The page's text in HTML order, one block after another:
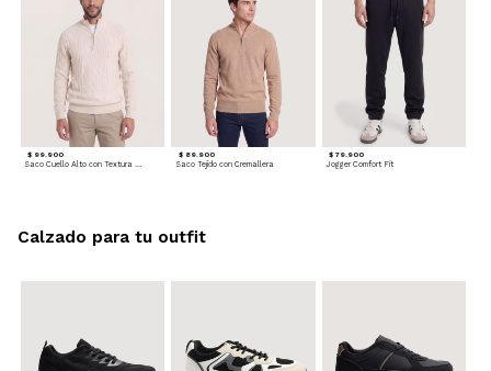
$ 99.900
Saco Cuello Alto con Textura Trenzada
$ 89.900
Saco Tejido con Cremallera
$ 79.900
Jogger Comfort Fit
Calzado para tu outfit